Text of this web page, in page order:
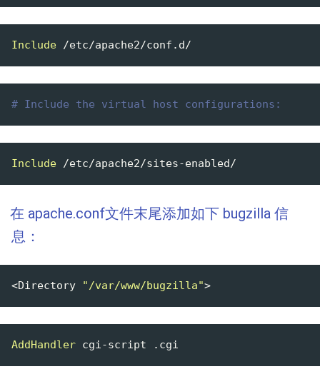
Include
# Include the virtual host configurations:
Include
在 apache.conf文件末尾添加如下 bugzilla 信
息：
<Directory "/var/www/bugzilla"
AddHandler